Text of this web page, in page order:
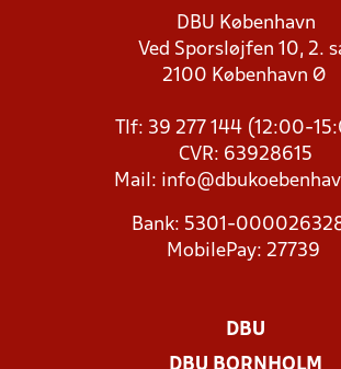
DBU København
Ved Sporsløjfen 10, 2.
2100 København Ø
Tlf: 39 277 144 (12:00-
CVR: 63928615
Mail:
Bank: 5301-
MobilePay: 27739
DBU